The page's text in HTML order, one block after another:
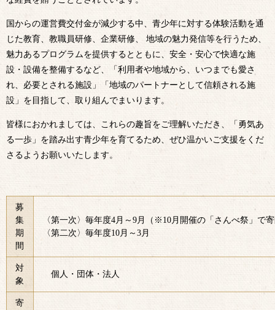
国からの運営費交付金が減少する中、青少年に対する体験活動を通
じた教育、教職員研修、企業研修、 地域の魅力発信等を行うため、
魅力あるプログラムを提供するとともに、安全・安心で快適な施
設・設備を整備するなど、「利用者や地域から、いつまでも愛さ
れ、必要とされる施設」「地域のパートナーとして信頼される施
設」を目指して、取り組んでまいります。
皆様におかれましては、これらの趣旨をご理解いただき、「勇気あ
る一歩」を踏み出す青少年を育てるため、ぜひ温かいご支援をくだ
さるようお願いいたします。
募
集
期
間
〈第一次〉毎年度4月～9月（※10月開催の「さんべ祭」で
〈第二次〉毎年度10月～3月
対
象
個人・団体・法人
寄